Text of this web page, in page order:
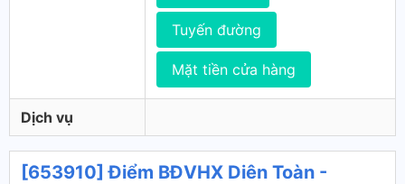
Tuyến đường
Mặt tiền cửa hàng
Dịch vụ
[653910] Điểm BĐVHX Diên Toàn -